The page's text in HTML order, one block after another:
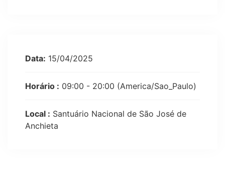
Data: 15/04/2025
Horário : 09:00 - 20:00 (America/Sao_Paulo)
Local : Santuário Nacional de São José de
Anchieta